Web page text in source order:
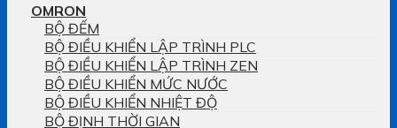
OMRON
BỘ ĐẾM
BỘ ĐIỀU KHIỂN LẬP TRÌNH PLC
BỘ ĐIỀU KHIỂN LẬP TRÌNH ZEN
BỘ ĐIỀU KHIỂN MỨC NƯỚC
BỘ ĐIỀU KHIỂN NHIỆT ĐỘ
BỘ ĐỊNH THỜI GIAN